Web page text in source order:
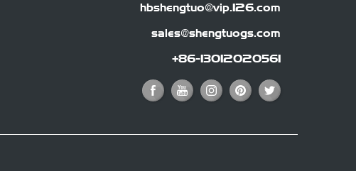
hbshengtuo@vip.126.com
sales@shengtuogs.com
+86-13012020561